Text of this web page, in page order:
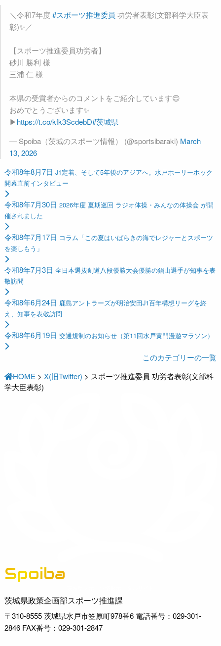
＼令和7年度 #スポーツ推進委員 功労者表彰(文部科学大臣表
彰)✨／
【スポーツ推進委員功労者】
砂川 勝利 様
三浦 仁 様
本県の受賞者からのコメントをご紹介しています😊
おめでとうございます✨
▶https://t.co/kfk3ScdebD#茨城県
— Spoiba（茨城のスポーツ情報） (@sportsibaraki) March
13, 2026
令和8年8月7日 J1定着、そして5年後のアジアへ。水戸ホーリーホック
開幕直前インタビュー
令和8年7月30日 2026年度 夏期巡回 ラジオ体操・みんなの体操会 が開
催されました
令和8年7月17日 コラム「この夏はいばらきの海でレジャーとスポーツ
を楽しもう」
令和8年7月3日 全日本選抜剣道八段優勝大会優勝の鍋山選手が知事を表
敬訪問
令和8年6月24日 鹿島アントラーズが明治安田J1百年構想リーグを終
え、知事を表敬訪問
令和8年6月19日 交通規制のお知らせ（第11回水戸黄門漫遊マラソン）
このカテゴリーの一覧
HOME >X(旧Twitter) > スポーツ推進委員 功労者表彰(文部科
学大臣表彰)
Spoiba
茨城県政策企画部スポーツ推進課
〒310-8555 茨城県水戸市笠原町978番6 電話番号：029-301-
2846 FAX番号：029-301-2847